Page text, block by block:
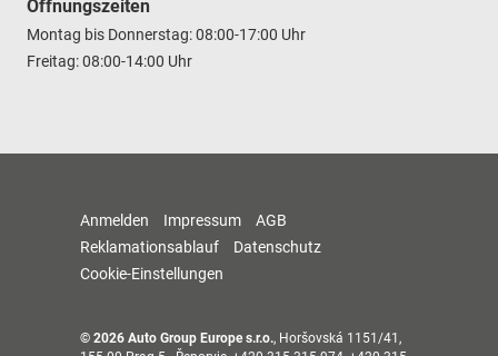
Öffnungszeiten
Montag bis Donnerstag: 08:00-17:00 Uhr
Freitag: 08:00-14:00 Uhr
Anmelden Impressum
AGB
Reklamationsablauf
Datenschutz
Cookie-Einstellungen
© 2026 Auto Group Europe s.r.o., Horšovská 1151/41 ,